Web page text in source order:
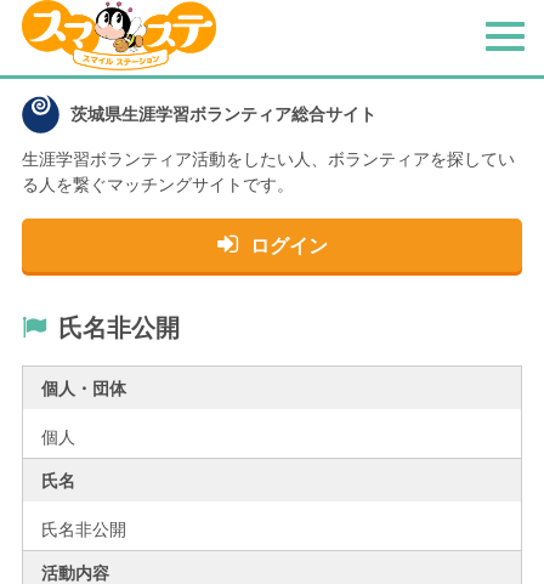
茨城県生涯学習ボランティア総合サイト
生涯学習ボランティア活動をしたい人、 ボランティアを探してい
る人を繋ぐマッチングサイトです。
ログイン
メ
氏名非公開
個人・団体
個人
氏名
氏名非公開
活動内容